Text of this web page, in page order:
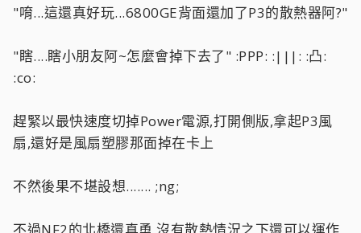
"唷...這還真好玩...6800GE背面還加了P3的散熱器阿?"
"瞎....瞎小朋友阿~怎麼會掉下去了" :PPP: :|||: :凸:
:co:
趕緊以最快速度切掉Power電源,打開側版,拿起P3風
扇,還好是風扇塑膠那面掉在卡上
不然後果不堪設想....... ;ng;